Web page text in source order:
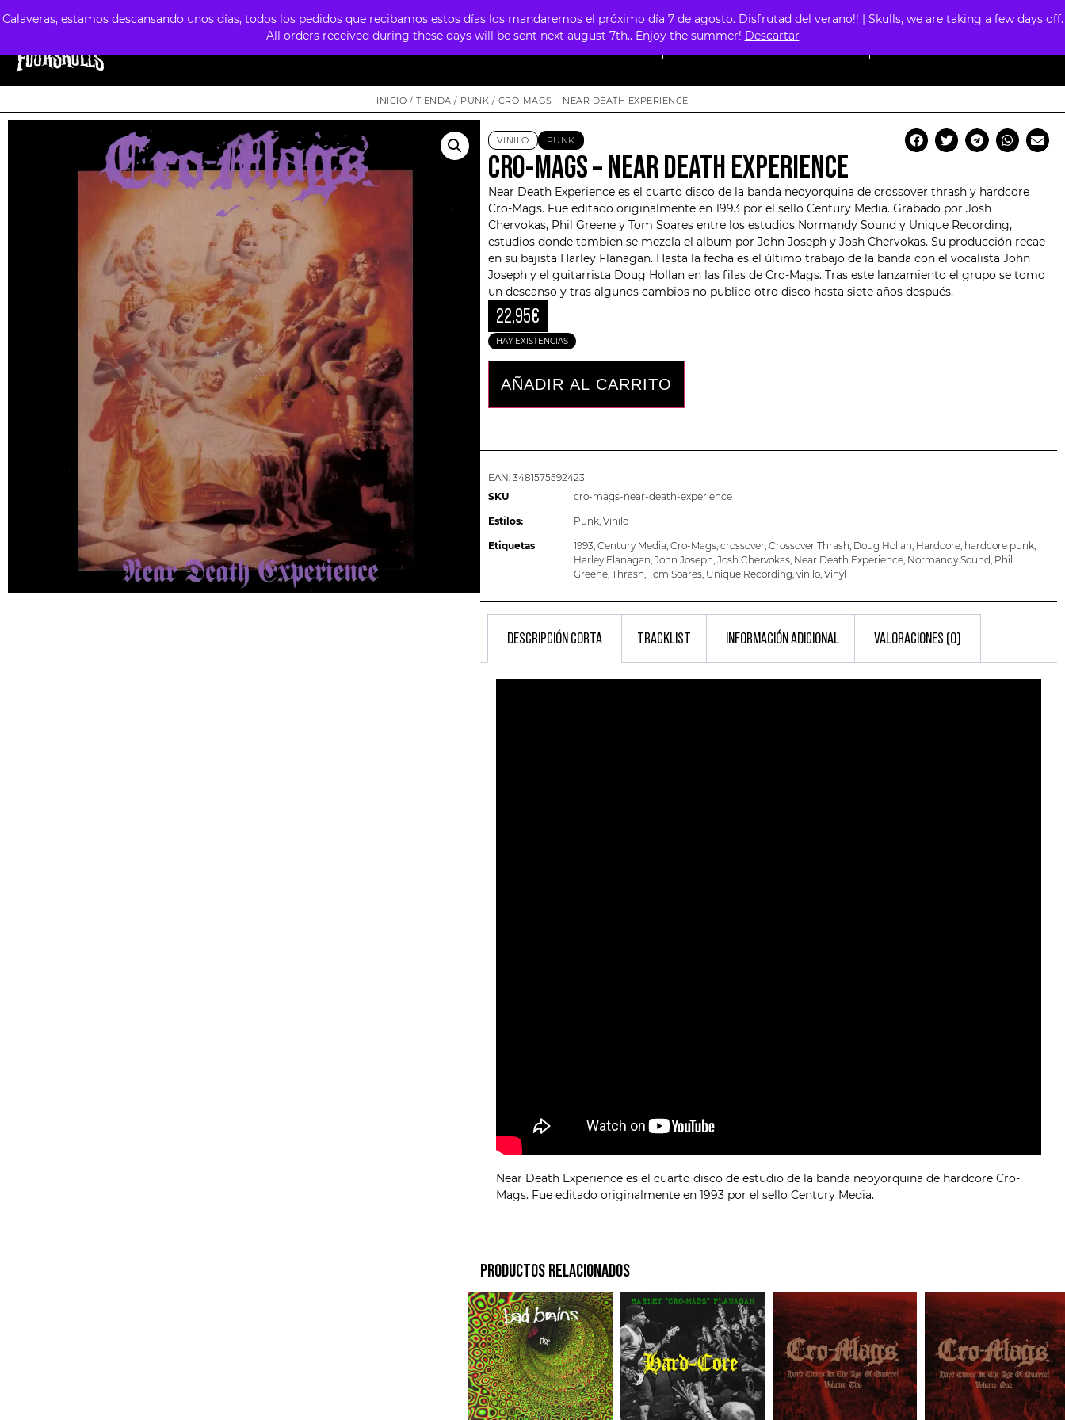
Calaveras, estamos descansando unos días, todos los pedidos que recibamos estos días los mandaremos el próximo día 7 de agosto. Disfrutad del verano!! | Skulls, we are taking a few days off.
All orders received during these days will be sent next august 7th.. Enjoy the summer! Descartar
FORMATOS PREVENTAS OFERTAS MERCHANDISING FOUR SKULLS
INICIO / TIENDA / PUNK / CRO-MAGS – NEAR DEATH EXPERIENCE
VINILO PUNK
CRO-MAGS – NEAR DEATH EXPERIENCE
Near Death Experience es el cuarto disco de la banda neoyorquina de crossover thrash y hardcore
Cro-Mags. Fue editado originalmente en 1993 por el sello Century Media. Grabado por Josh
Chervokas, Phil Greene y Tom Soares entre los estudios Normandy Sound y Unique Recording,
estudios donde tambien se mezcla el album por John Joseph y Josh Chervokas. Su producción recae
en su bajista Harley Flanagan. Hasta la fecha es el último trabajo de la banda con el vocalista John
Joseph y el guitarrista Doug Hollan en las filas de Cro-Mags. Tras este lanzamiento el grupo se tomo
un descanso y tras algunos cambios no publico otro disco hasta siete años después.
22,95€
HAY EXISTENCIAS
AÑADIR AL CARRITO
EAN: 3481575592423
SKU
cro-mags-near-death-experience
Estilos: Punk, Vinilo
Etiquetas 1993, Century Media, Cro-Mags, crossover, Crossover Thrash, Doug Hollan, Hardcore, hardcore punk,
Harley Flanagan, John Joseph, Josh Chervokas, Near Death Experience, Normandy Sound, Phil
Greene, Thrash, Tom Soares, Unique Recording, vinilo, Vinyl
DESCRIPCIÓN CORTA TRACKLIST INFORMACIÓN ADICIONAL VALORACIONES (0)
Near Death Experience es el cuarto disco de estudio de la banda neoyorquina de hardcore Cro-
Mags. Fue editado originalmente en 1993 por el sello Century Media.
PRODUCTOS RELACIONADOS